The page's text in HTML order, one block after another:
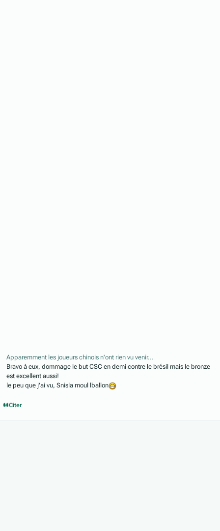
Apparemment les joueurs chinois n'ont rien vu venir...
Bravo à eux, dommage le but CSC en demi contre le brésil mais le bronze
est excellent aussi!
le peu que j'ai vu, Snisla moul lballon
Citer